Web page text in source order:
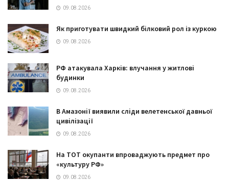
09.08.2026
Як приготувати швидкий білковий рол із куркою
09.08.2026
РФ атакувала Харків: влучання у житлові
будинки
09.08.2026
В Амазонії виявили сліди велетенської давньої
цивілізації
09.08.2026
На ТОТ окупанти впроваджують предмет про
«культуру РФ»
09.08.2026